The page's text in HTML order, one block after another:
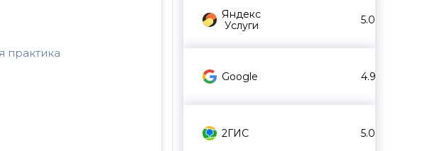
Яндекс
Услуги
5.0
Google 4.9
2ГИС 5.0
практика